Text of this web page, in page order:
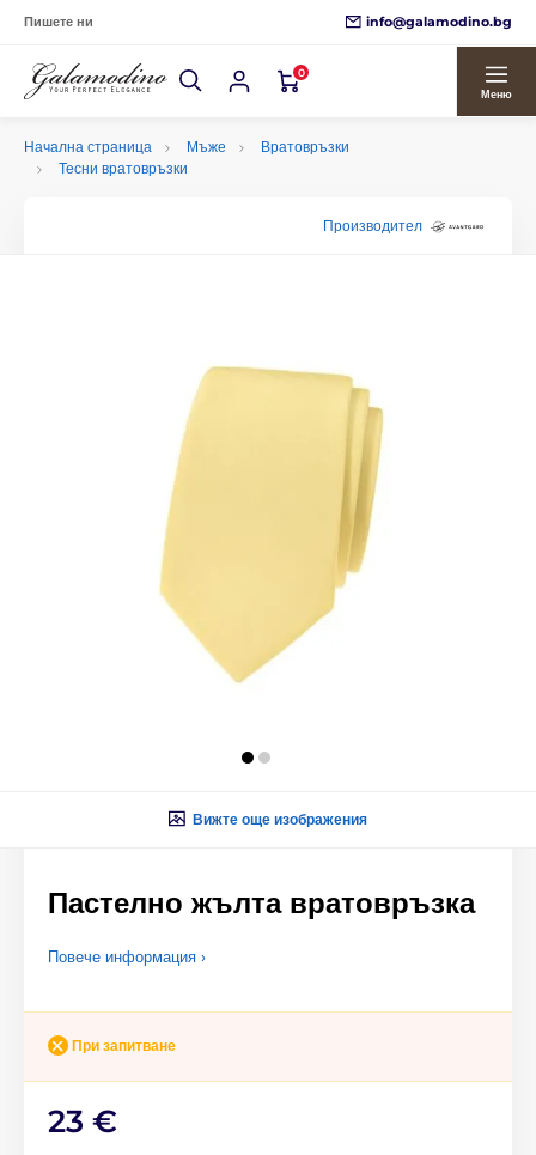
Пишете ни info@galamodino.bg
0
Меню
Начална страница Мъже
Вратовръзки
Тесни вратовръзки
Производител
Вижте още изображения
Пастелно жълта вратовръзка
Повече информация ›
При запитване
23 €